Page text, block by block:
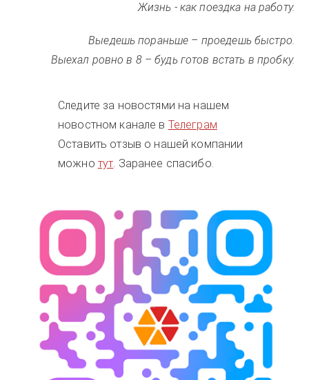
Жизнь - как поездка на работу.
Выедешь пораньше – проедешь быстро.
Выехал ровно в 8 – будь готов встать в пробку.
Следите за новостями на нашем
новостном канале в Телеграм
Оставить отзыв о нашей компании
можно тут. Заранее спасибо.